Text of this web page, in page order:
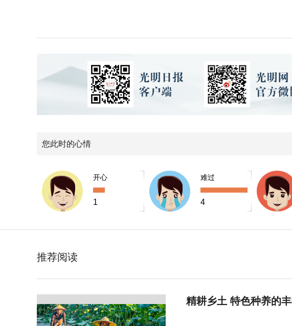
您此时的心情
开心
1
难过
4
推荐阅读
精耕乡土 特色种养的